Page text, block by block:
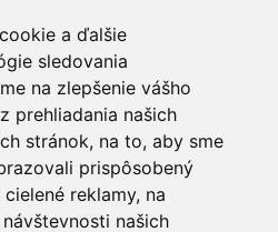
a ďalšie
sledovania
na zlepšenie vášho
prehliadania našich
stránok, na to, aby sme
prispôsobený
reklamy, na
našich